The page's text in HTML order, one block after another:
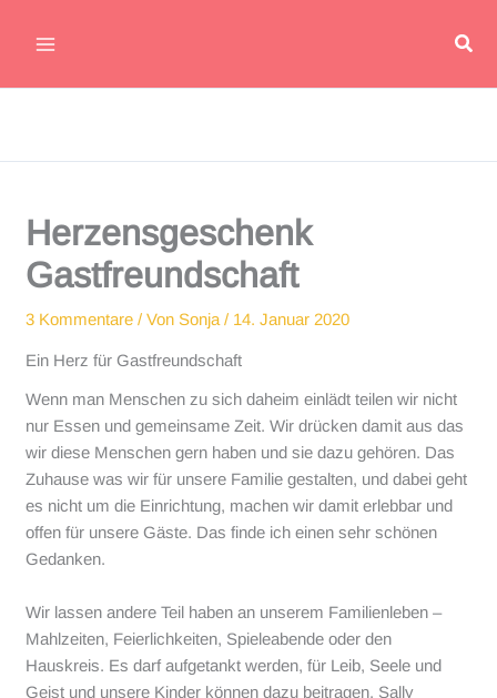
Inhalt
Herzensgeschenk
Gastfreundschaft
3 Kommentare / VonSonja/ 14. Januar 2020
Ein Herz für Gastfreundschaft
Wenn man Menschen zu sich daheim einlädt teilen wir nicht
nur Essen und gemeinsame Zeit. Wir drücken damit aus das
wir diese Menschen gern haben und sie dazu gehören. Das
Zuhause was wir für unsere Familie gestalten, und dabei geht
es nicht um die Einrichtung, machen wir damit erlebbar und
offen für unsere Gäste. Das finde ich einen sehr schönen
Gedanken.
Wir lassen andere Teil haben an unserem Familienleben –
Mahlzeiten, Feierlichkeiten, Spieleabende oder den
Hauskreis. Es darf aufgetankt werden, für Leib, Seele und
Geist und unsere Kinder können dazu beitragen. Sally